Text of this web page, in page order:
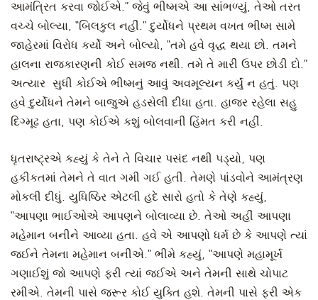
આમંત્રિત કરવા જોઈએ.” જેવું ભીષ્મએ આ સાંભળ્યું, તેઓ તરત
વચ્ચે બોલ્યા, “બિલકુલ નહીં.” દુર્યોધને પ્રથમ વખત ભીષ્મ સામે
જાહેરમાં વિરોધ કર્યો અને બોલ્યો, “તમે હવે વૃદ્ધ થયા છો. તમને
હાલના રાજકારણની કોઈ સમજ નથી. તમે તે મારી ઉપર છોડી દો.”
અત્યાર સુધી કોઈએ ભીષ્મનું આવું અવમૂલ્યન કર્યું ન હતું. પણ
હવે દુર્યોધને તેમને બાજુએ હડસેલી દીધા હતા. હાજર રહેલા સહુ
દિગ્મૂઢ હતા, પણ કોઈએ કશું બોલવાની હિંમત કરી નહીં.
ધૃતરાષ્ટ્રએ કહ્યું કે તેને તે વિચાર પસંદ નથી પડ્યો, પણ
હકીકતમાં તેમને તે વાત ગમી ગઈ હતી. તેમણે પાંડવોને આમંત્રણ
મોકલી દીધું. યુધિષ્ઠિર એટલી હદે સારો હતો કે તેણે કહ્યું,
“આપણા ભાઈઓએ આપણને બોલાવ્યા છે. તેઓ અહીં આપણા
મહેમાન બનીને આવ્યા હતા. હવે એ આપણો ધર્મ છે કે આપણે ત્યાં
જઈને તેમના મહેમાન બનીએ.” ભીમે કહ્યું, “આપણે મહામૂર્ખ
ગણાઈશું જો આપણે ફરી ત્યાં જઈએ અને તેમની સાથે ચોપાટ
રમીએ. તેમની પાસે જરૂર કોઈ યુક્તિ હશે. તેમની પાસે ફરી એક